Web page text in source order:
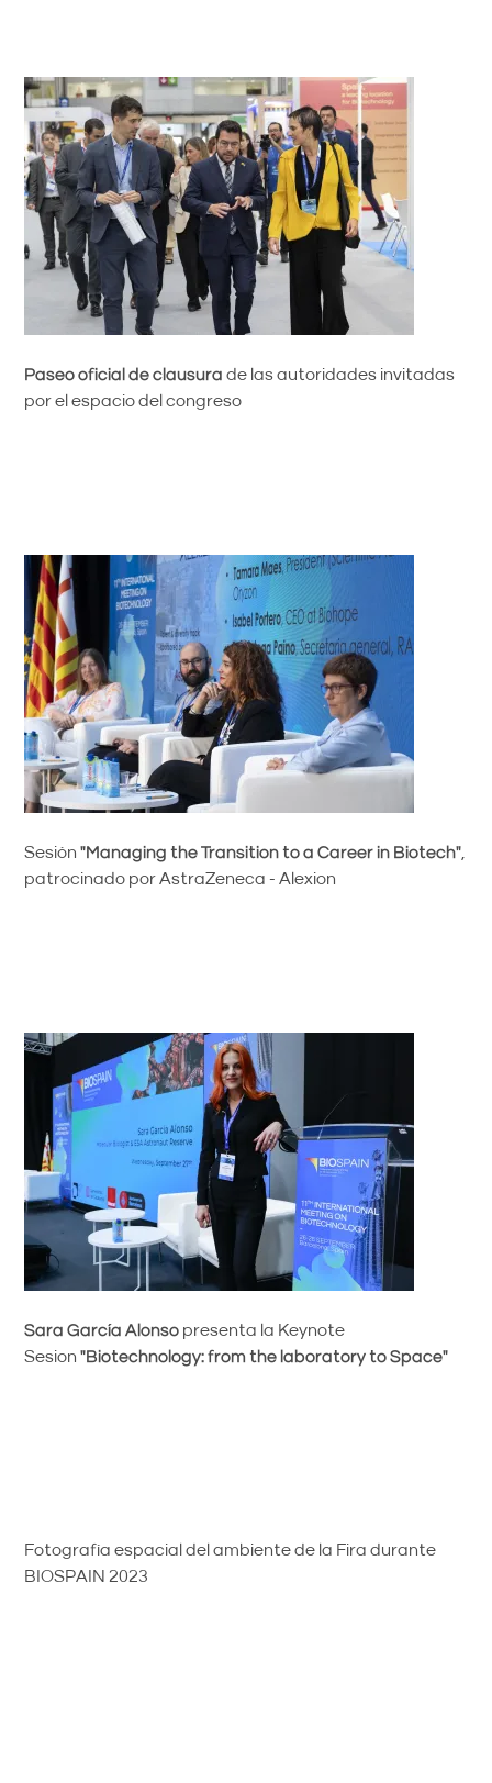
Paseo oficial de clausurade las autoridades invitadas
por el espacio del congreso
Sesión"Managing the Transition to a Career in Biotech"
patrocinado por AstraZeneca - Alexion
Sara García Alonso presenta la Keynote
Sesion"Biotechnology: from the laboratory to Space"
Fotografía espacial del ambiente de la Fira durante
BIOSPAIN 2023